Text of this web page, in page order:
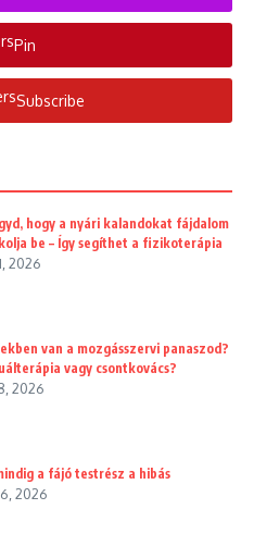
Pin
Subscribe
hogy a nyári kalandokat fájdalom
be – Így segíthet a fizikoterápia
2026
van a mozgásszervi panaszod?
vagy csontkovács?
2026
a fájó testrész a hibás
2026